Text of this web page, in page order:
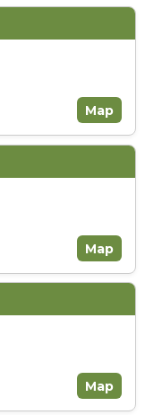
Map
Map
Map